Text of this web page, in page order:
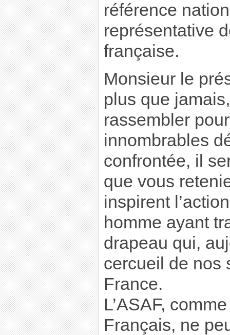
référence
représentative
française.
Monsieur le
plus que
rassembler
innombrables
confrontée, il
que vous
inspirent
homme ayant
drapeau qui,
cercueil de nos
France.
L’ASAF,
Français, ne